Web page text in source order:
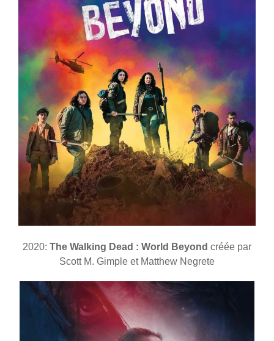
2020: The Walking Dead : World Beyond créée par
Scott M. Gimple et Matthew Negrete